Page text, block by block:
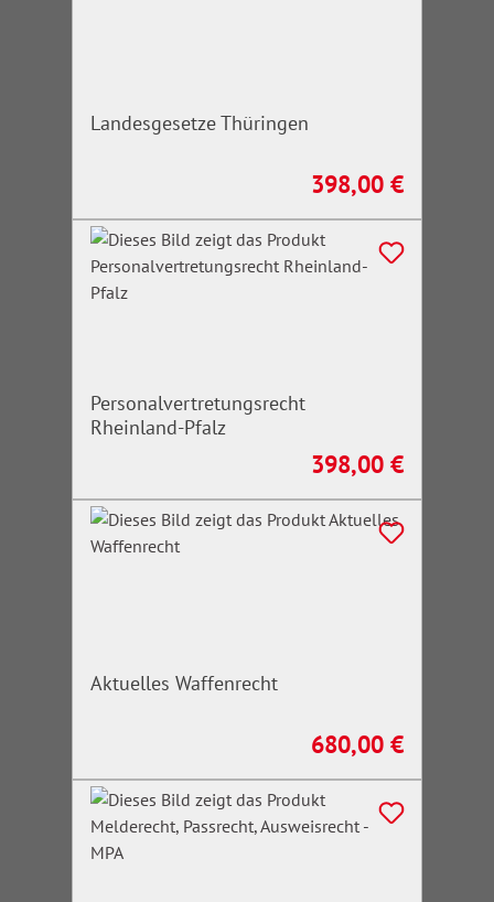
Landesgesetze Thüringen
Regulärer Preis:
398,00 €
Personalvertretungsrecht
Rheinland-Pfalz
Regulärer Preis:
398,00 €
Aktuelles Waffenrecht
Regulärer Preis:
680,00 €